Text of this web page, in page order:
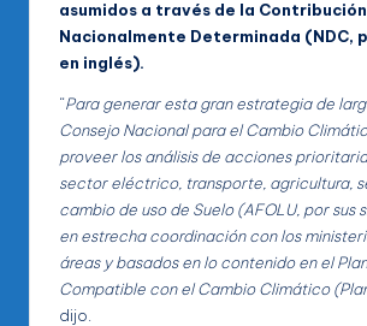
asumidos a través de la Contribución
Nacionalmente Determinada (NDC,
en inglés).
“Para generar esta gran estrategia de
Consejo Nacional para el Cambio
proveer los análisis de acciones
sector eléctrico, transporte, agricultura,
cambio de uso de Suelo (AFOLU, por sus
en estrecha coordinación con los
áreas y basados en lo contenido en el
Compatible con el Cambio Climático
dijo.